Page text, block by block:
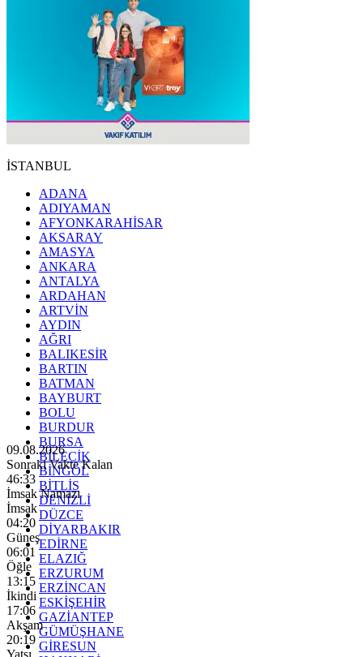
İSTANBUL
ADANA
ADIYAMAN
AFYONKARAHİSAR
AKSARAY
AMASYA
ANKARA
ANTALYA
ARDAHAN
ARTVİN
AYDIN
AĞRI
BALIKESİR
BARTIN
BATMAN
BAYBURT
BOLU
BURDUR
BURSA
BİLECİK
BİNGÖL
BİTLİS
DENİZLİ
DÜZCE
DİYARBAKIR
EDİRNE
ELAZIĞ
ERZURUM
ERZİNCAN
ESKİŞEHİR
GAZİANTEP
GÜMÜŞHANE
GİRESUN
09.08.2026
Sonraki Vakte Kalan
46:31
İmsak Namazı
İmsak
04:20
Güneş
06:01
Öğle
13:15
İkindi
17:06
Akşam
20:19